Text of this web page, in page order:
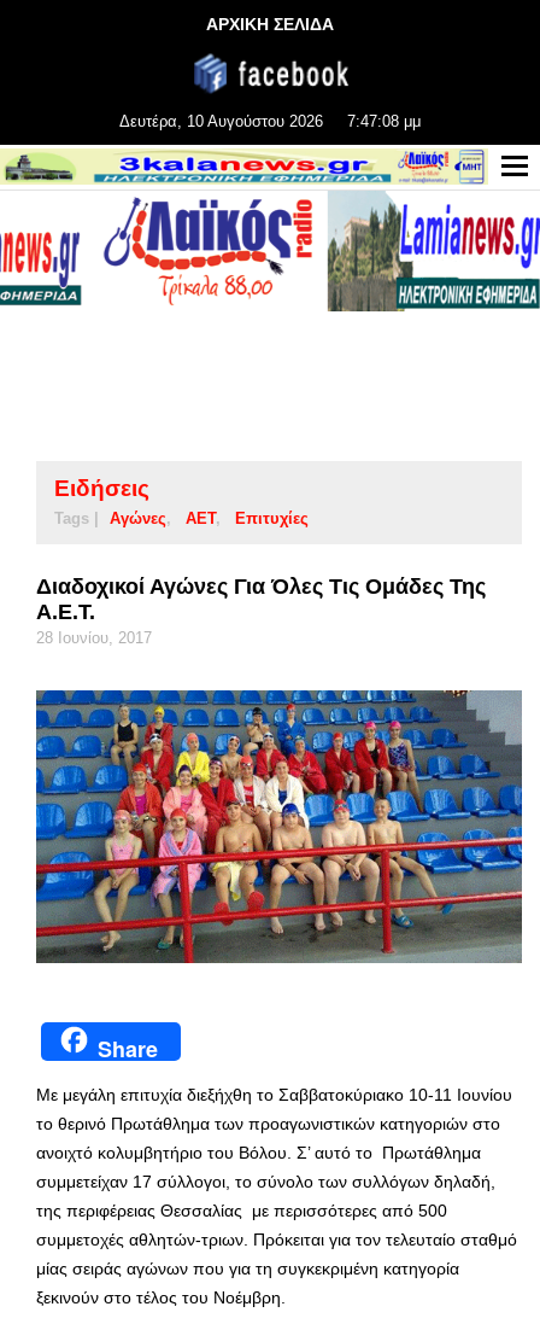
ΑΡΧΙΚΗ ΣΕΛΙΔΑ
Δευτέρα, 10 Αυγούστου 2026 7:47:09 μμ
Ειδήσεις
Tags | Αγώνες ΑΕΤ Επιτυχίες
Διαδοχικοί Αγώνες Για Όλες Τις Ομάδες Της
Α.Ε.Τ.
28 Ιουνίου, 2017
Share
Με μεγάλη επιτυχία διεξήχθη το Σαββατοκύριακο 10-11 Ιουνίου
το θερινό Πρωτάθλημα των προαγωνιστικών κατηγοριών στο
ανοιχτό κολυμβητήριο του Βόλου. Σ’ αυτό το Πρωτάθλημα
συμμετείχαν 17 σύλλογοι, το σύνολο των συλλόγων δηλαδή,
της περιφέρειας Θεσσαλίας με περισσότερες από 500
συμμετοχές αθλητών-τριων. Πρόκειται για τον τελευταίο σταθμό
μίας σειράς αγώνων που για τη συγκεκριμένη κατηγορία
ξεκινούν στο τέλος του Νοέμβρη.